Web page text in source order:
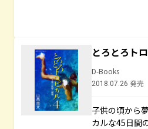
とろとろト
D-Books
2018.07.26 発売
子供の頃から
カルな45日間